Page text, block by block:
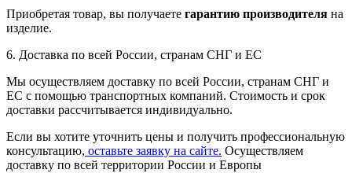
Приобретая товар, вы получаете гарантию производителя на
изделие.
6. Доставка по всей России, странам СНГ и ЕС
Мы осуществляем доставку по всей России, странам СНГ и
ЕС с помощью транспортных компаний. Стоимость и срок
доставки рассчитывается индивидуально.
Если вы хотите уточнить цены и получить профессиональную
консультацию, оставьте заявку на сайте. Осуществляем
доставку по всей территории России и Европы